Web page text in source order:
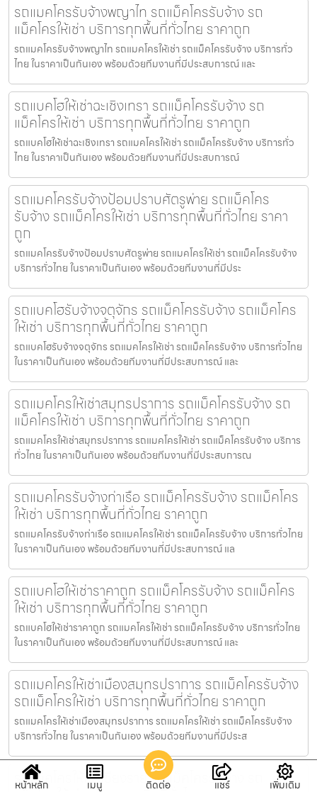
รถแมคโครรับจ้างพญาไท รถแม็คโครรับจ้าง รถ
แม็คโครให้เช่า บริการทุกพื้นที่ทั่วไทย ราคาถูก
รถแมคโครรับจ้างพญาไท รถแมคโครให้เช่า รถแม็คโครรับจ้าง บริการทั่ว
ไทย ในราคาเป็นกันเอง พร้อมด้วยทีมงานที่มีประสบการณ์ และ
รถแบคโฮให้เช่าฉะเชิงเทรา รถแม็คโครรับจ้าง รถ
แม็คโครให้เช่า บริการทุกพื้นที่ทั่วไทย ราคาถูก
รถแบคโฮให้เช่าฉะเชิงเทรา รถแมคโครให้เช่า รถแม็คโครรับจ้าง บริการทั่ว
ไทย ในราคาเป็นกันเอง พร้อมด้วยทีมงานที่มีประสบการณ์
รถแมคโครรับจ้างป้อมปราบศัตรูพ่าย รถแม็คโคร
รับจ้าง รถแม็คโครให้เช่า บริการทุกพื้นที่ทั่วไทย ราคา
ถูก
รถแมคโครรับจ้างป้อมปราบศัตรูพ่าย รถแมคโครให้เช่า รถแม็คโครรับจ้าง
บริการทั่วไทย ในราคาเป็นกันเอง พร้อมด้วยทีมงานที่มีประ
รถแบคโฮรับจ้างจตุจักร รถแม็คโครรับจ้าง รถแม็คโคร
ให้เช่า บริการทุกพื้นที่ทั่วไทย ราคาถูก
รถแบคโฮรับจ้างจตุจักร รถแมคโครให้เช่า รถแม็คโครรับจ้าง บริการทั่วไทย
ในราคาเป็นกันเอง พร้อมด้วยทีมงานที่มีประสบการณ์ และ
รถแมคโครให้เช่าสมุทรปราการ รถแม็คโครรับจ้าง รถ
แม็คโครให้เช่า บริการทุกพื้นที่ทั่วไทย ราคาถูก
รถแมคโครให้เช่าสมุทรปราการ รถแมคโครให้เช่า รถแม็คโครรับจ้าง บริการ
ทั่วไทย ในราคาเป็นกันเอง พร้อมด้วยทีมงานที่มีประสบการณ
รถแมคโครรับจ้างท่าเรือ รถแม็คโครรับจ้าง รถแม็คโคร
ให้เช่า บริการทุกพื้นที่ทั่วไทย ราคาถูก
รถแมคโครรับจ้างท่าเรือ รถแมคโครให้เช่า รถแม็คโครรับจ้าง บริการทั่วไทย
ในราคาเป็นกันเอง พร้อมด้วยทีมงานที่มีประสบการณ์ แล
รถแบคโฮให้เช่าราคาถูก รถแม็คโครรับจ้าง รถแม็คโคร
ให้เช่า บริการทุกพื้นที่ทั่วไทย ราคาถูก
รถแบคโฮให้เช่าราคาถูก รถแมคโครให้เช่า รถแม็คโครรับจ้าง บริการทั่วไทย
ในราคาเป็นกันเอง พร้อมด้วยทีมงานที่มีประสบการณ์ และ
รถแมคโครให้เช่าเมืองสมุทรปราการ รถแม็คโครรับจ้าง
รถแม็คโครให้เช่า บริการทุกพื้นที่ทั่วไทย ราคาถูก
รถแมคโครให้เช่าเมืองสมุทรปราการ รถแมคโครให้เช่า รถแม็คโครรับจ้าง
บริการทั่วไทย ในราคาเป็นกันเอง พร้อมด้วยทีมงานที่มีประส
รถแม็คโครให้เช่าเชียงราย รถแม็คโครรับจ้าง รถ
หน้าหลัก เมนู ติดต่อ แชร์ เพิ่มเติม